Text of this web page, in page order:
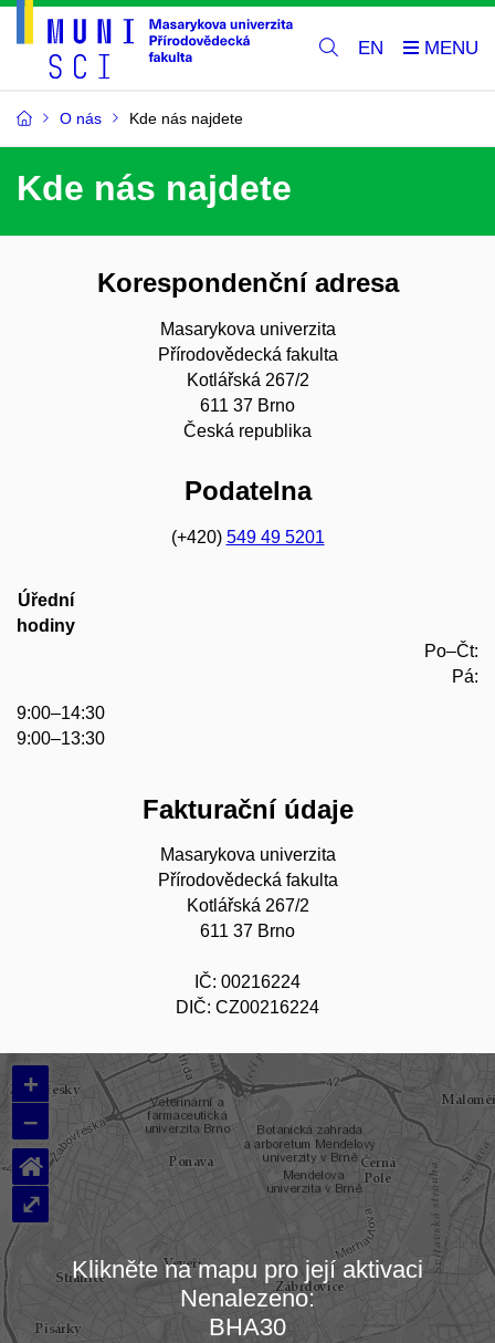
EN
O nás Kde nás najdete
Kde nás najdete
Korespondenční adresa
Masarykova univerzita
Přírodovědecká fakulta
Kotlářská 267/2
611 37 Brno
Česká republika
Podatelna
(+420) 549 49 5201
Úřední
hodiny
Po–Čt:
Pá:
9:00–14:30
9:00–13:30
Fakturační údaje
Masarykova univerzita
Přírodovědecká fakulta
Kotlářská 267/2
611 37 Brno
IČ: 00216224
DIČ: CZ00216224
Načítám mapu…
+
–
⌂
⤢
Klikněte na mapu pro její aktivaci
Nenalezeno:
BHA30